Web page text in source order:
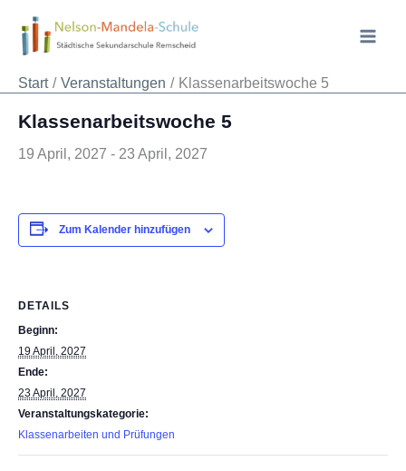
Inhalt
springen
Start
Veranstaltungen Klassenarbeitswoche 5
Klassenarbeitswoche 5
19 April, 2027 - 23 April, 2027
Zum Kalender hinzufügen
DETAILS
Beginn:
19 April, 2027
Ende:
23 April, 2027
Veranstaltungskategorie:
Klassenarbeiten und Prüfungen